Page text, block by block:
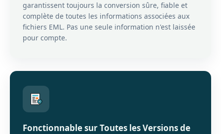
garantissent toujours la conversion sûre, fiable et
complète de toutes les informations associées aux
fichiers EML. Pas une seule information n'est laissée
pour compte.
Fonctionnable sur Toutes les Versions de